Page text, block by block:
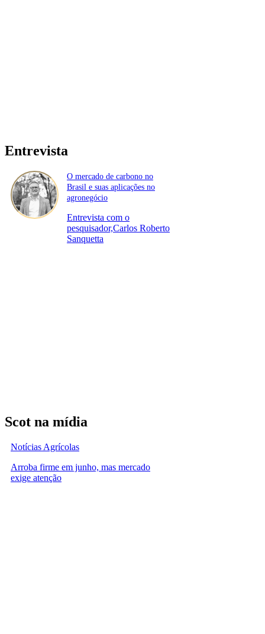
Entrevista
O mercado de carbono no
Brasil e suas aplicações no
agronegócio
Entrevista com o
pesquisador,Carlos Roberto
Sanquetta
Scot na mídia
Notícias Agrícolas
Arroba firme em junho, mas mercado
exige atenção